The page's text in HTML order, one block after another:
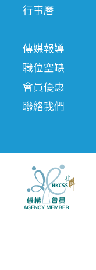
行事曆
傳媒報導
職位空缺
會員優惠
聯絡我們